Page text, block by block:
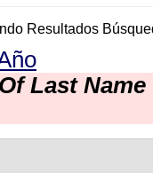
Resultados
Last Name